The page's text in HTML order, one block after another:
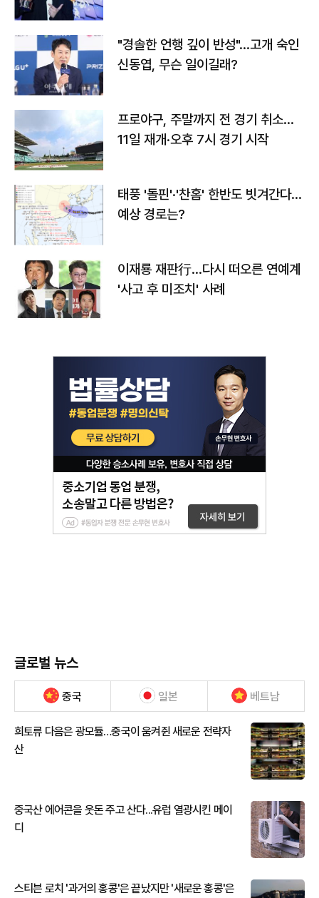
"경솔한 언행 깊이 반성"…고개 숙인
신동엽, 무슨 일이길래?
프로야구, 주말까지 전 경기 취소…
11일 재개·오후 7시 경기 시작
태풍 '돌핀'·'찬홈' 한반도 빗겨간다…
예상 경로는?
이재룡 재판行…다시 떠오른 연예계
'사고 후 미조치' 사례
글로벌 뉴스
중국 일본 베트남
희토류 다음은 광모듈…중국이 움켜쥔 새로운 전략자
산
중국산 에어콘을 웃돈 주고 산다...유럽 열광시킨 메이
디
스티븐 로치 '과거의 홍콩'은 끝났지만 '새로운 홍콩'은